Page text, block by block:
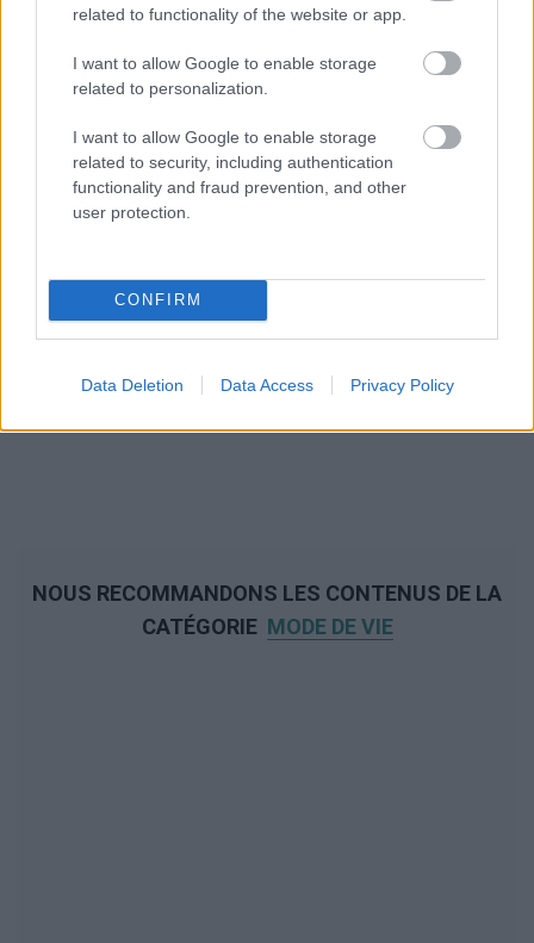
related to functionality of the website or app.
I want to allow Google to enable storage
related to personalization.
I want to allow Google to enable storage
related to security, including authentication
functionality and fraud prevention, and other
user protection.
CONFIRM
Data Deletion Data Access Privacy Policy
NOUS RECOMMANDONS LES CONTENUS DE LA
CATÉGORIE MODE DE VIE